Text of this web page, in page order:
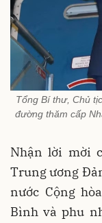
Tổng Bí thư, Chủ
đường thăm cấp
Nhận lời mời
Trung ương
nước Cộng
Bình và phu